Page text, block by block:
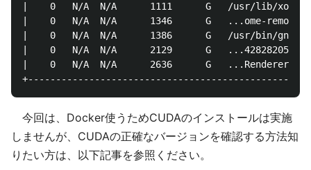
|    0   N/A  N/A      1111      G   /usr/lib/
|    0   N/A  N/A      1346      G   ...ome-remote-
|    0   N/A  N/A      1386      G   /usr/bin/
|    0   N/A  N/A      2129      G
|    0   N/A  N/A      2636      G
今回は、Docker使うためCUDAのインストールは実施
しませんが、CUDAの正確なバージョンを確認する方法知
りたい方は、以下記事を参照ください。